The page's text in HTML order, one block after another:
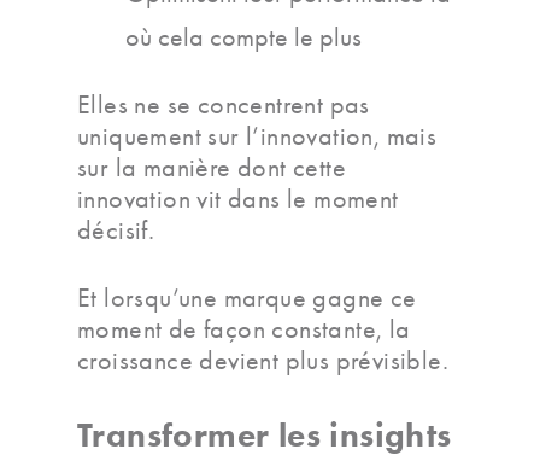
où cela compte le plus
Elles ne se concentrent pas
uniquement sur l’innovation, mais
sur la manière dont cette
innovation vit dans le moment
décisif.
Et lorsqu’une marque gagne ce
moment de façon constante, la
croissance devient plus prévisible.
Transformer les insights